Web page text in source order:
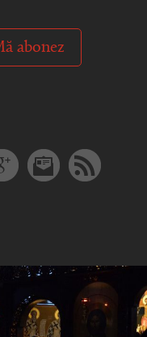
abonez